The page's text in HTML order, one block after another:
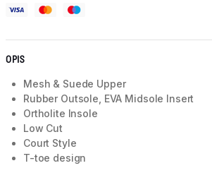
OPIS
Mesh & Suede Upper
Rubber Outsole, EVA Midsole Insert
Ortholite Insole
Low Cut
Court Style
T-toe design